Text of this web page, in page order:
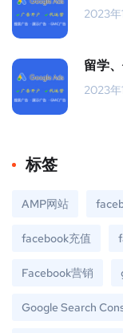
2023年
留学
2023年
标签
AMP网站
facebook充值
Facebook营销
Google Search